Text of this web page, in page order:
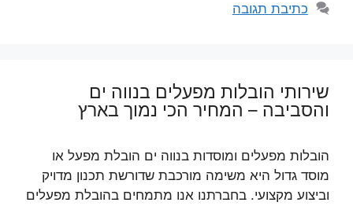
כתיבת תגובה
שירותי הובלות מפעלים בנווה ים
והסביבה – המחיר הכי נמוך בארץ
הובלות מפעלים ומוסדות בנווה ים הובלת מפעל או
מוסד גדול היא משימה מורכבת שדורשת תכנון מדויק
וביצוע מקצועי. בחברתנו אנו מתמחים בהובלת מפעלים